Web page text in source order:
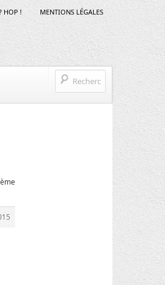
HOP ! MENTIONS LÉGALES